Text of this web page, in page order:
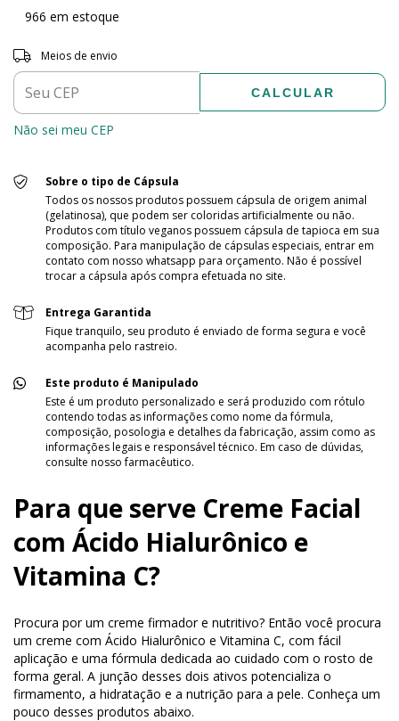
966 em estoque
Entregas para o CEP:
Meios de envio
CALCULAR
Não sei meu CEP
Sobre o tipo de Cápsula
Todos os nossos produtos possuem cápsula de origem animal
(gelatinosa), que podem ser coloridas artificialmente ou não.
Produtos com título veganos possuem cápsula de tapioca em sua
composição. Para manipulação de cápsulas especiais, entrar em
contato com nosso whatsapp para orçamento. Não é possível
trocar a cápsula após compra efetuada no site.
Entrega Garantida
Fique tranquilo, seu produto é enviado de forma segura e você
acompanha pelo rastreio.
Este produto é Manipulado
Este é um produto personalizado e será produzido com rótulo
contendo todas as informações como nome da fórmula,
composição, posologia e detalhes da fabricação, assim como as
informações legais e responsável técnico. Em caso de dúvidas,
consulte nosso farmacêutico.
Para que serve Creme Facial
com Ácido Hialurônico e
Vitamina C?
Procura por um creme firmador e nutritivo? Então você procura
um creme com Ácido Hialurônico e Vitamina C, com fácil
aplicação e uma fórmula dedicada ao cuidado com o rosto de
forma geral. A junção desses dois ativos potencializa o
firmamento, a hidratação e a nutrição para a pele. Conheça um
pouco desses produtos abaixo.